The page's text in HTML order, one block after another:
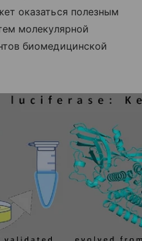
оказаться полезным
молекулярной
биомедицинской